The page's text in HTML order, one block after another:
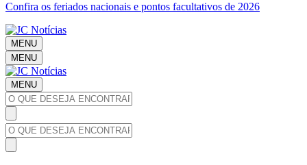
Confira os feriados nacionais e pontos facultativos de 2026
MENU
MENU
MENU